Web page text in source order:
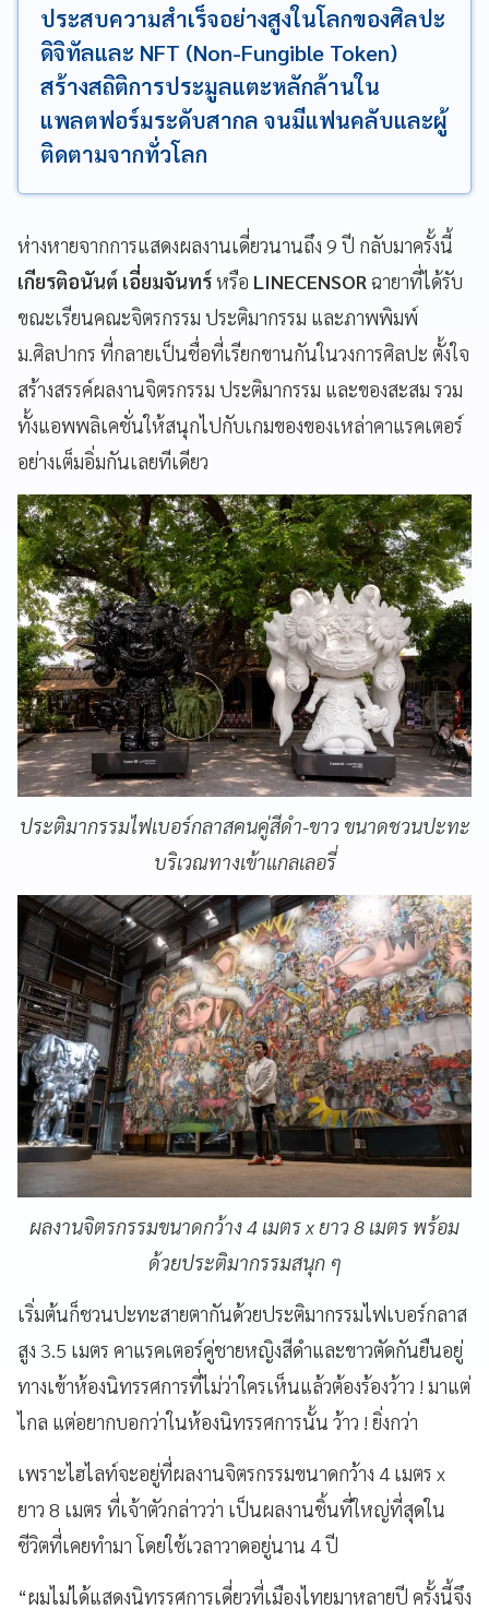
ประสบความสำเร็จอย่างสูงในโลกของศิลปะ
ดิจิทัลและ NFT (Non-Fungible Token)
สร้างสถิติการประมูลแตะหลักล้านใน
แพลตฟอร์มระดับสากล จนมีแฟนคลับและผู้
ติดตามจากทั่วโลก
ห่างหายจากการแสดงผลงานเดี่ยวนานถึง 9 ปี กลับมาครั้งนี้
เกียรติอนันต์ เอี่ยมจันทร์หรือ LINECENSOR ฉายาที่ได้รับ
ขณะเรียนคณะจิตรกรรม ประติมากรรม และภาพพิมพ์
ม.ศิลปากร ที่กลายเป็นชื่อที่เรียกขานกันในวงการศิลปะ ตั้งใจ
สร้างสรรค์ผลงานจิตรกรรม ประติมากรรม และของสะสม รวม
ทั้งแอพพลิเคชั่นให้สนุกไปกับเกมของของเหล่าคาแรคเตอร์
อย่างเต็มอิ่มกันเลยทีเดียว
ประติมากรรมไฟเบอร์กลาสคนคู่สีดำ-ขาว ขนาดชวนปะทะ
บริเวณทางเข้าแกลเลอรี่
ผลงานจิตรกรรมขนาดกว้าง 4 เมตร x ยาว 8 เมตร พร้อม
ด้วยประติมากรรมสนุก ๆ
เริ่มต้นก็ชวนปะทะสายตากันด้วยประติมากรรมไฟเบอร์กลาส
สูง 3.5 เมตร คาแรคเตอร์คู่ชายหญิงสีดำและขาวตัดกันยืนอยู่
ทางเข้าห้องนิทรรศการที่ไม่ว่าใครเห็นแล้วต้องร้องว้าว ! มาแต่
ไกล แต่อยากบอกว่าในห้องนิทรรศการนั้น ว้าว ! ยิ่งกว่า
เพราะไฮไลท์จะอยู่ที่ผลงานจิตรกรรมขนาดกว้าง 4 เมตร x
ยาว 8 เมตร ที่เจ้าตัวกล่าวว่า เป็นผลงานชิ้นที่ใหญ่ที่สุดใน
ชีวิตที่เคยทำมา โดยใช้เวลาวาดอยู่นาน 4 ปี
“ผมไม่ได้แสดงนิทรรศการเดี่ยวที่เมืองไทยมาหลายปี ครั้งนี้จึง